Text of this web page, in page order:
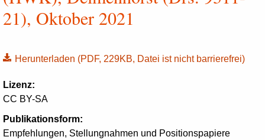
21), Oktober 2021
Herunterladen (PDF, 229KB, Datei ist nicht barrierefrei)
Lizenz:
CC BY-SA
Publikationsform:
Empfehlungen, Stellungnahmen und Positionspapiere